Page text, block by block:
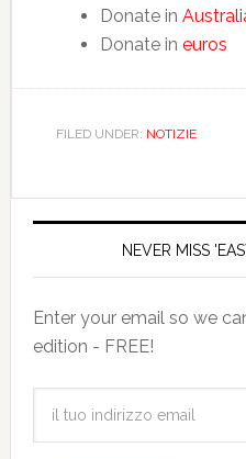
Donate in
Donate in euros
FILED UNDER: NOTIZIE
NEVER MISS
Enter your email so we
edition - FREE!